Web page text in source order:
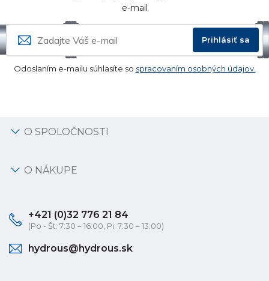
e-mail
Prihlásiť sa
Odoslaním e-mailu súhlasíte so spracovaním osobných údajov.
O SPOLOČNOSTI
O NÁKUPE
+421 (0)32 776 21 84
(Po - Št: 7:30 – 16:00, Pi: 7:30 – 13:00)
hydrous@hydrous.sk